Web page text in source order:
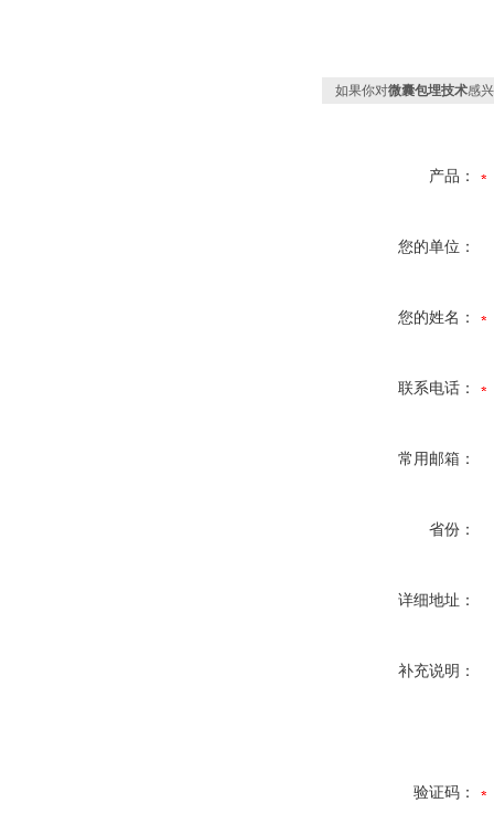
如果你对微囊包埋技术感
产品：
您的单位：
您的姓名：
联系电话：
常用邮箱：
省份：
详细地址：
补充说明：
验证码：